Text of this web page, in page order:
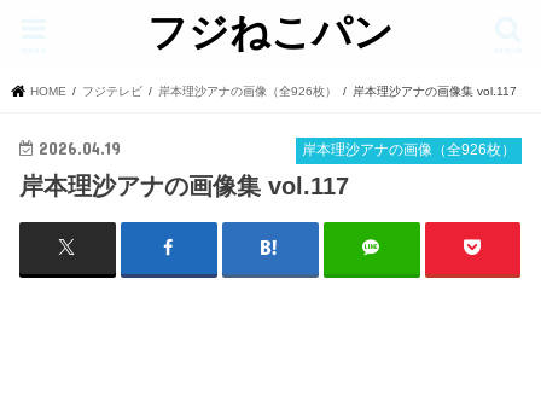
フジねこパン
HOME フジテレビ 岸本理沙アナの画像（全926枚） 岸本理沙アナの画像集 vol.117
岸本理沙アナの画像（全926枚）
2026.04.19
岸本理沙アナの画像集 vol.117